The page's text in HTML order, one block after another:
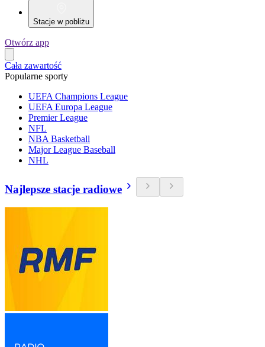
Stacje w pobliżu
Otwórz app
Cała zawartość
Popularne sporty
UEFA Champions League
UEFA Europa League
Premier League
NFL
NBA Basketball
Major League Baseball
NHL
Najlepsze stacje radiowe